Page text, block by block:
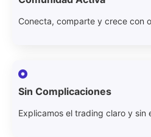
Conecta, comparte y crece con
Sin Complicaciones
Explicamos el trading claro y sin